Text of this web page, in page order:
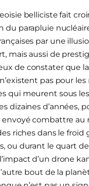
belliciste fait
du parapluie
par une
mais aussi de
de constater que
pas pour les
qui meurent sous
dizaines d’années,
envoyé combattre au
riches dans le froid
ou durant le quart
d’un drone
bout de la